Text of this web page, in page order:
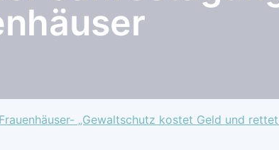
„Gewaltschutz kostet Geld und rettet